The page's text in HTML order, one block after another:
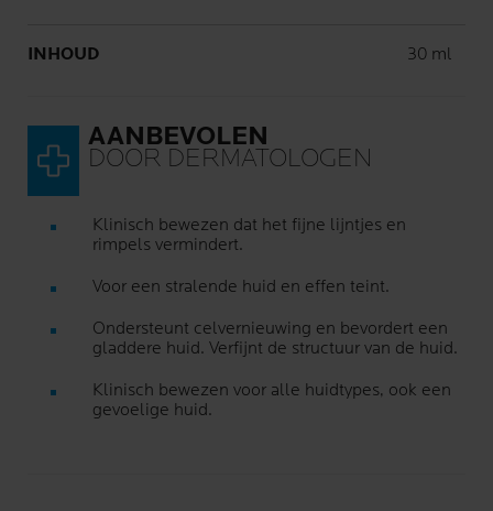
INHOUD Volume
30 ml
AANBEVOLEN
DOOR DERMATOLOGEN
Klinisch bewezen dat het fijne lijntjes en
rimpels vermindert.
Voor een stralende huid en effen teint.
Ondersteunt celvernieuwing en bevordert een
gladdere huid. Verfijnt de structuur van de huid.
Klinisch bewezen voor alle huidtypes, ook een
gevoelige huid.